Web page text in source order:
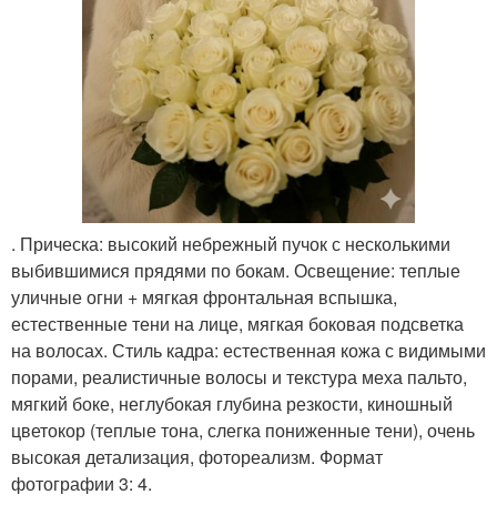
. Прическа: высокий небрежный пучок с несколькими
выбившимися прядями по бокам. Освещение: теплые
уличные огни + мягкая фронтальная вспышка,
естественные тени на лице, мягкая боковая подсветка
на волосах. Стиль кадра: естественная кожа с видимыми
порами, реалистичные волосы и текстура меха пальто,
мягкий боке, неглубокая глубина резкости, киношный
цветокор (теплые тона, слегка пониженные тени), очень
высокая детализация, фотореализм. Формат
фотографии 3: 4.